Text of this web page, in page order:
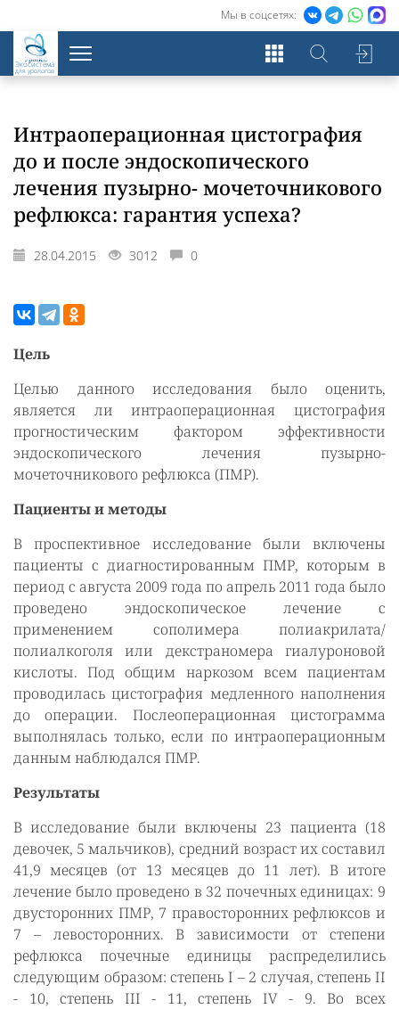
Мы в соцсетях:
Экосистема
для урологов
Интраоперационная цистография
до и после эндоскопического
лечения пузырно- мочеточникового
рефлюкса: гарантия успеха?
28.04.2015 3012 0
Цель
Целью данного исследования было оценить,
является ли интраоперационная цистография
прогностическим фактором эффективности
эндоскопического лечения пузырно-
мочеточникового рефлюкса (ПМР).
Пациенты и методы
В проспективное исследование были включены
пациенты с диагностированным ПМР, которым в
период с августа 2009 года по апрель 2011 года было
проведено эндоскопическое лечение с
применением сополимера полиакрилата/
полиалкоголя или декстраномера гиалуроновой
кислоты. Под общим наркозом всем пациентам
проводилась цистография медленного наполнения
до операции. Послеоперационная цистограмма
выполнялась только, если по интраоперационным
данным наблюдался ПМР.
Результаты
В исследование были включены 23 пациента (18
девочек, 5 мальчиков), средний возраст их составил
41,9 месяцев (от 13 месяцев до 11 лет). В итоге
лечение было проведено в 32 почечных единицах: 9
двусторонних ПМР, 7 правосторонних рефлюксов и
7 – левосторонних. В зависимости от степени
рефлюкса почечные единицы распределились
следующим образом: степень I – 2 случая, степень II
- 10, степень III - 11, степень IV- 9. Во всех